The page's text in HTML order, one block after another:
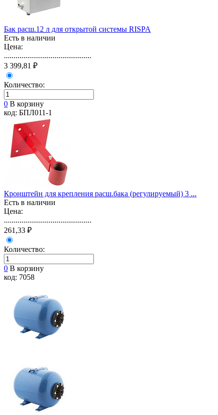
Бак расш.12 л для открытой системы RISPA
Есть в наличии
Цена:
.............................................
3 399,81 ₽
Количество:
0 В корзину
код: БПЛ011-1
Кронштейн для крепления расш.бака (регулируемый) 3 ...
Есть в наличии
Цена:
.............................................
261,33 ₽
Количество:
0 В корзину
код: 7058